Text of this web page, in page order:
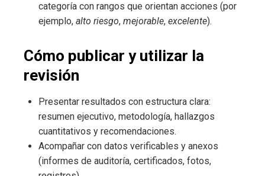
categoría con rangos que orientan acciones (por
ejemplo, alto riesgo, mejorable, excelente).
Cómo publicar y utilizar la
revisión
Presentar resultados con estructura clara:
resumen ejecutivo, metodología, hallazgos
cuantitativos y recomendaciones.
Acompañar con datos verificables y anexos
(informes de auditoría, certificados, fotos,